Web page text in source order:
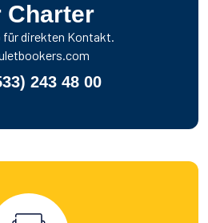
Charter
direkten Kontakt.
243 48 00